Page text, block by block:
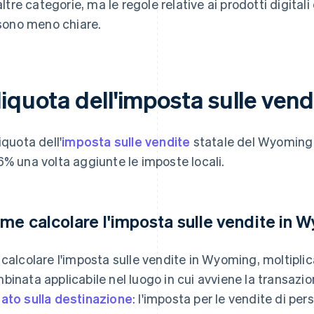
categorie, ma le regole relative ai prodotti
meno chiare.
dell'imposta sulle
dell'imposta sulle vendite statale del
una volta aggiunte le imposte locali.
calcolare l'imposta sulle vendite in
l'imposta sulle vendite in Wyoming,
applicabile nel luogo in cui avviene la
sulla destinazione: l'imposta per le vendite di